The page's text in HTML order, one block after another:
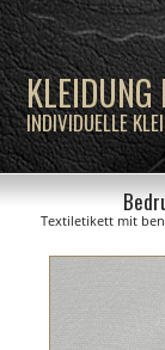
KLEIDUNG
INDIVIDUELLE
Textiletikett mit